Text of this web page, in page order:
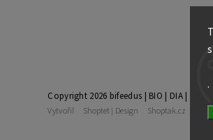
.
Copyright 2026 bifeedus | BIO | DIA |
Vytvořil Shoptet | Design Shoptak.cz